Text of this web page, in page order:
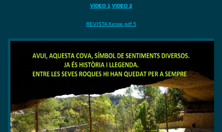
VIDEO 1 VIDEO 2
REVISTA Kesse pdf 5